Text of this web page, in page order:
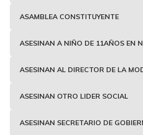
ASAMBLEA CONSTITUYENTE
ASESINAN A NIÑO DE 11AÑOS EN
ASESINAN AL DIRECTOR DE LA
ASESINAN OTRO LIDER SOCIAL
ASESINAN SECRETARIO DE